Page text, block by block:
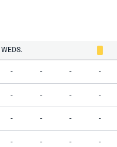
WEDS.
- - - -
- - - -
- - - -
- - - -